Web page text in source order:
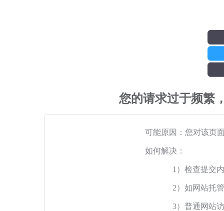
您的请求过于频繁
可能原因：您对该页
如何解决：
1）检查提交
2）如网站托
3）普通网站